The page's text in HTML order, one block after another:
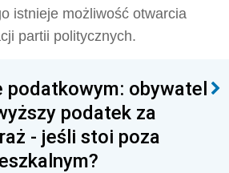
istnieje możliwość otwarcia
partii politycznych.
podatkowym: obywatel
podatek za
- jeśli stoi poza